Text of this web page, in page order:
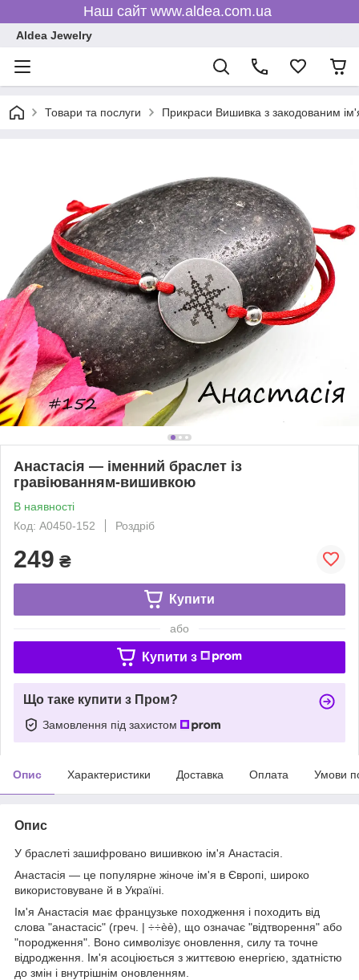
Наш сайт www.aldea.com.ua
Aldea Jewelry
Товари та послуги Прикраси Вишивка з закодованим
Анастасія — іменний браслет із
гравіюванням-вишивкою
В наявності
Код: A0450-152
Роздріб
249 ₴
Купити
або
Купити з
Що таке купити з Пром?
Замовлення під захистом
Опис Характеристики Доставка Оплата Умови
Опис
У браслеті зашифровано вишивкою ім'я Анастасія.
Анастасія — це популярне жіноче ім'я в Європі, широко
використовуване й в Україні.
Ім'я Анастасія має французьке походження і походить від
слова "анастасіс" (греч. | ÷÷èè), що означає "відтворення" або
"породження". Воно символізує оновлення, силу та точне
відродження. Ім'я асоціюється з життєвою енергією, здатністю
до змін і внутрішнім оновленням.